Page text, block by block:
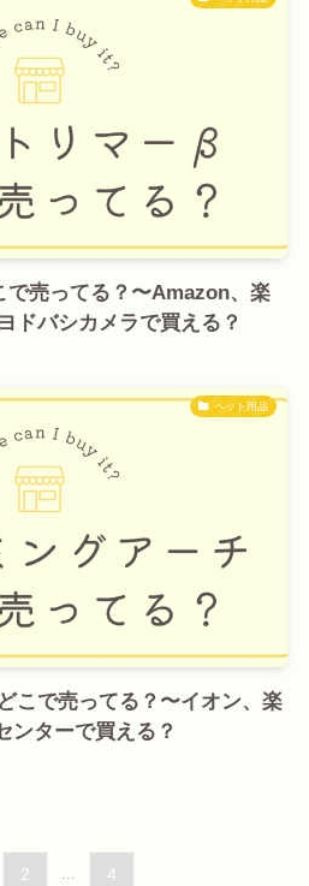
で売ってる？〜Amazon、楽
ドバシカメラで買える？
ペット用品
こで売ってる？〜イオン、楽
ンターで買える？
2 ... 4